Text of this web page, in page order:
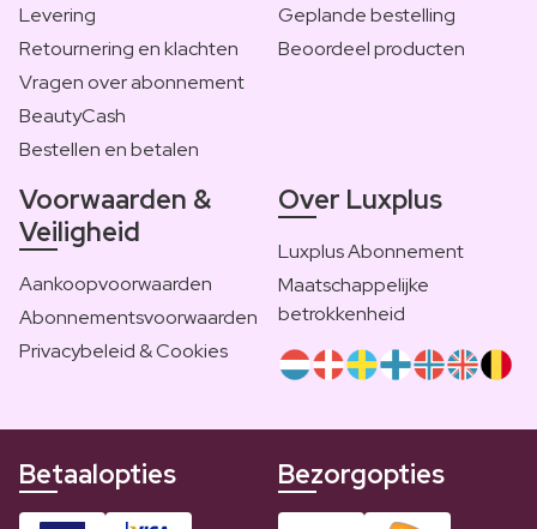
Levering
Retournering en klachten
Vragen over abonnement
BeautyCash
Bestellen en betalen
Geplande bestelling
Beoordeel producten
Voorwaarden &
Veiligheid
Aankoopvoorwaarden
Abonnementsvoorwaarden
Privacybeleid & Cookies
Over Luxplus
Luxplus Abonnement
Maatschappelijke
betrokkenheid
Betaalopties Bezorgopties